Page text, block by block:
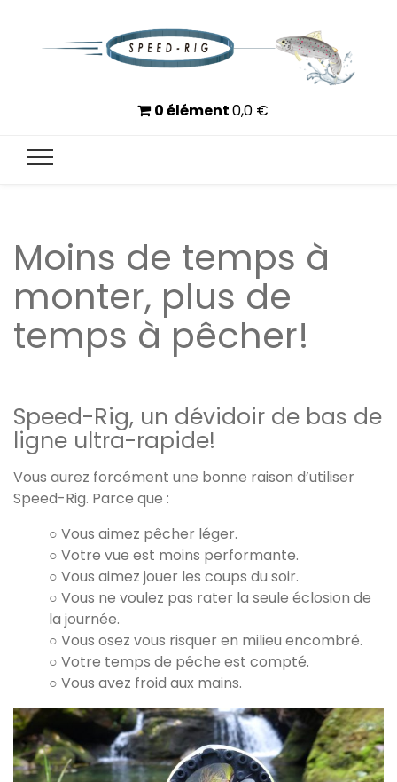
Speed-Rig
Moins de temps à monter, plus de temps à pêcher
0 élément0,0 €
Moins de temps à
monter, plus de
temps à pêcher!
Speed-Rig, un dévidoir de bas de
ligne ultra-rapide!
Vous aurez forcément une bonne raison d’utiliser
Speed-Rig. Parce que :
○ Vous aimez pêcher léger.
○ Votre vue est moins performante.
○ Vous aimez jouer les coups du soir.
○ Vous ne voulez pas rater la seule éclosion de
la journée.
○ Vous osez vous risquer en milieu encombré.
○ Votre temps de pêche est compté.
○ Vous avez froid aux mains.